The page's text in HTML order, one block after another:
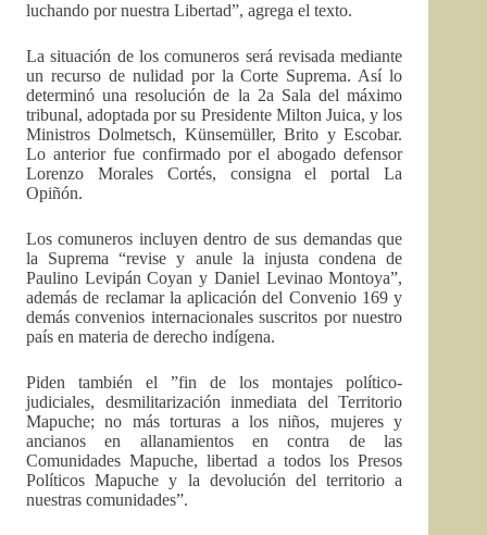
luchando por nuestra Libertad”, agrega el texto.
La situación de los comuneros será revisada mediante
un recurso de nulidad por la Corte Suprema. Así lo
determinó una resolución de la 2a Sala del máximo
tribunal, adoptada por su Presidente Milton Juica, y los
Ministros Dolmetsch, Künsemüller, Brito y Escobar.
Lo anterior fue confirmado por el abogado defensor
Lorenzo Morales Cortés, consigna el portal La
Opiñón.
Los comuneros incluyen dentro de sus demandas que
la Suprema “revise y anule la injusta condena de
Paulino Levipán Coyan y Daniel Levinao Montoya”,
además de reclamar la aplicación del Convenio 169 y
demás convenios internacionales suscritos por nuestro
país en materia de derecho indígena.
Piden también el ”fin de los montajes político-
judiciales, desmilitarización inmediata del Territorio
Mapuche; no más torturas a los niños, mujeres y
ancianos en allanamientos en contra de las
Comunidades Mapuche, libertad a todos los Presos
Políticos Mapuche y la devolución del territorio a
nuestras comunidades”.